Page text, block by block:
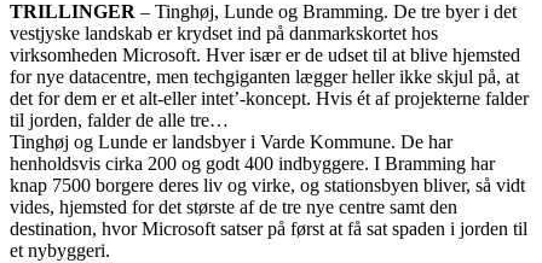
TRILLINGER – Tinghøj, Lunde og Bramming. De tre byer i det
vestjyske landskab er krydset ind på danmarkskortet hos
virksomheden Microsoft. Hver især er de udset til at blive hjemsted
for nye datacentre, men techgiganten lægger heller ikke skjul på, at
det for dem er et alt-eller intet’-koncept. Hvis ét af projekterne falder
til jorden, falder de alle tre…
Tinghøj og Lunde er landsbyer i Varde Kommune. De har
henholdsvis cirka 200 og godt 400 indbyggere. I Bramming har
knap 7500 borgere deres liv og virke, og stationsbyen bliver, så vidt
vides, hjemsted for det største af de tre nye centre samt den
destination, hvor Microsoft satser på først at få sat spaden i jorden til
et nybyggeri.